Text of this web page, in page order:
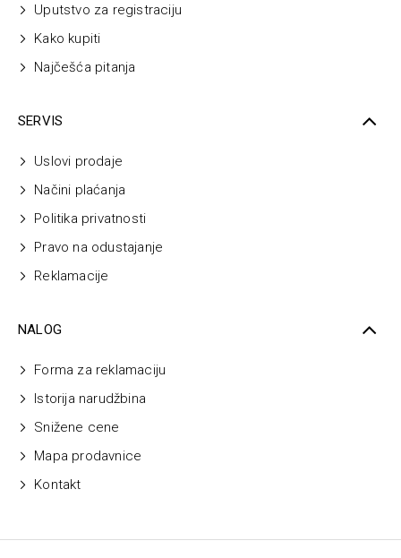
Uputstvo za registraciju
Kako kupiti
Najčešća pitanja
SERVIS
Uslovi prodaje
Načini plaćanja
Politika privatnosti
Pravo na odustajanje
Reklamacije
NALOG
Forma za reklamaciju
Istorija narudžbina
Snižene cene
Mapa prodavnice
Kontakt